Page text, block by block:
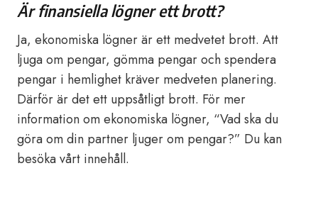
Är finansiella lögner ett brott?
Ja, ekonomiska lögner är ett medvetet brott. Att
ljuga om pengar, gömma pengar och spendera
pengar i hemlighet kräver medveten planering.
Därför är det ett uppsåtligt brott. För mer
information om ekonomiska lögner, “Vad ska du
göra om din partner ljuger om pengar?” Du kan
besöka vårt innehåll.